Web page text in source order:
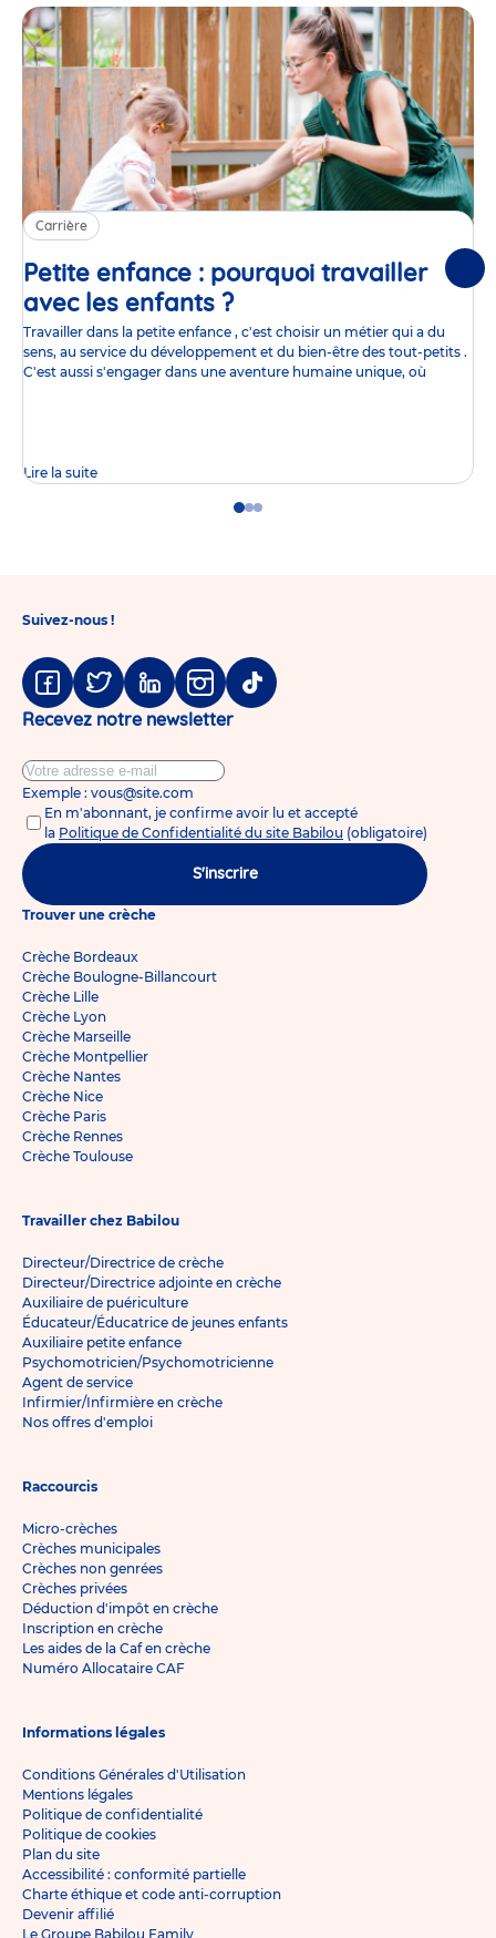
Carrière
Petite enfance : pourquoi travailler
avec les enfants ?Article
Travailler dans la petite enfance , c'est choisir un métier qui a du
sens, au service du développement et du bien-être des tout-petits .
C'est aussi s'engager dans une aventure humaine unique, où
Lire la suite
GoGoGo
Suivez-nous !
Facebook
TwitterLinkedinInstagram
Tiktok
Recevez notre newsletter
Exemple : vous@site.com
En m'abonnant, je confirme avoir lu et accepté
la Politique de Confidentialité du site Babilou (obligatoire)
S'inscrire
Trouver une crèche
Crèche Bordeaux
Crèche Boulogne-Billancourt
Crèche Lille
Crèche Lyon
Crèche Marseille
Crèche Montpellier
Crèche Nantes
Crèche Nice
Crèche Paris
Crèche Rennes
Crèche Toulouse
Travailler chez Babilou
Directeur/Directrice de crèche
Directeur/Directrice adjointe en crèche
Auxiliaire de puériculture
Éducateur/Éducatrice de jeunes enfants
Auxiliaire petite enfance
Psychomotricien/Psychomotricienne
Agent de service
Infirmier/Infirmière en crèche
Nos offres d'emploi
Raccourcis
Micro-crèches
Crèches municipales
Crèches non genrées
Crèches privées
Déduction d'impôt en crèche
Inscription en crèche
Les aides de la Caf en crèche
Numéro Allocataire CAF
Informations légales
Conditions Générales d'Utilisation
Mentions légales
Politique de confidentialité
Politique de cookies
Plan du site
Accessibilité : conformité partielle
Charte éthique et code anti-corruption
Devenir affilié
Le Groupe Babilou Family